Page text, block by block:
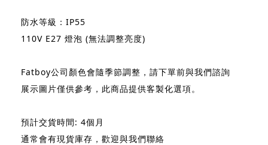
防水等級：IP55
110V E27 燈泡 (無法調整亮度)
Fatboy公司顏色會隨季節調整，請下單前與我們諮詢
展示圖片僅供參考，此商品提供客製化選項。
預計交貨時間: 4個月
通常會有現貨庫存，歡迎與我們聯絡